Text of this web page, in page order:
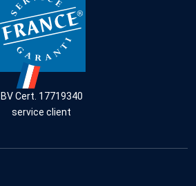
BV Cert. 17719340
service client